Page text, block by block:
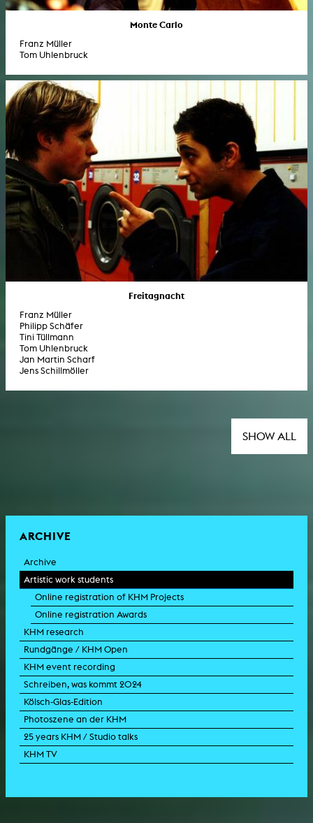
Monte Carlo
Franz Müller
Tom Uhlenbruck
Freitagnacht
Franz Müller
Philipp Schäfer
Tini Tüllmann
Tom Uhlenbruck
Jan Martin Scharf
Jens Schillmöller
SHOW ALL
ARCHIVE
Archive
Artistic work students
Online registration of KHM Projects
Online registration Awards
KHM research
Rundgänge / KHM Open
KHM event recording
Schreiben, was kommt 2024
Kölsch-Glas-Edition
Photoszene an der KHM
25 years KHM / Studio talks
KHM TV